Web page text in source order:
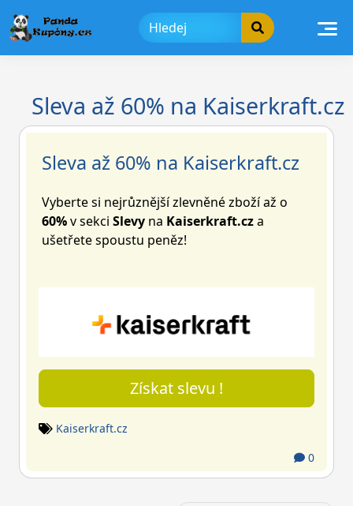
to
content
Sleva až 60% na Kaiserkraft.cz
Sleva až 60% na Kaiserkraft.cz
Vyberte si nejrůznější zlevněné zboží až o
60%v sekci Slevy na Kaiserkraft.cza
ušetřete spoustu peněz!
Získat slevu !
Kaiserkraft.cz
0